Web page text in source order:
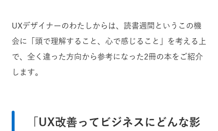
UXデザイナーのわたしからは、読書週間というこの機
会に「頭で理解すること、心で感じること」を考える上
で、全く違った方向から参考になった2冊の本をご紹介
します。
「UX改善ってビジネスにどんな影